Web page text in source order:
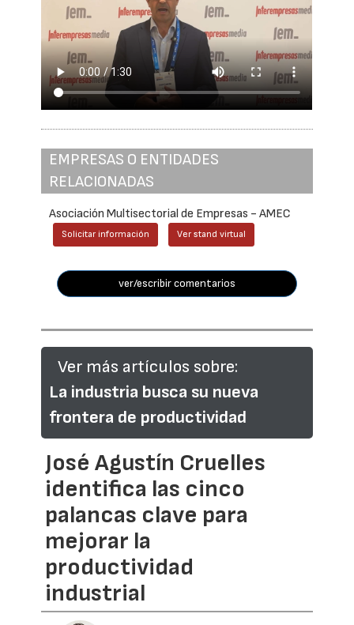
EMPRESAS O ENTIDADES
RELACIONADAS
Asociación Multisectorial de Empresas - AMEC
Solicitar información Ver stand virtual
ver/escribir comentarios
Ver más artículos sobre:
La industria busca su nueva
frontera de productividad
José Agustín Cruelles
identifica las cinco
palancas clave para
mejorar la
productividad
industrial